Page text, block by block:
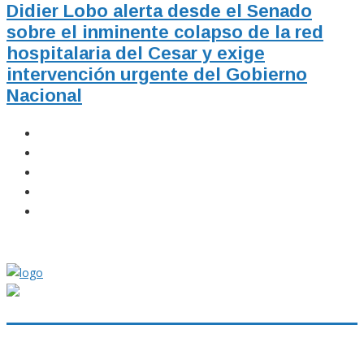
Didier Lobo alerta desde el Senado
sobre el inminente colapso de la red
hospitalaria del Cesar y exige
intervención urgente del Gobierno
Nacional